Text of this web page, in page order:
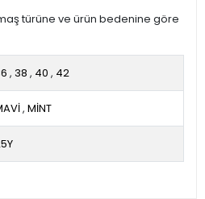
türüne ve ürün bedenine göre
, 38 , 40 , 42
, MİNT